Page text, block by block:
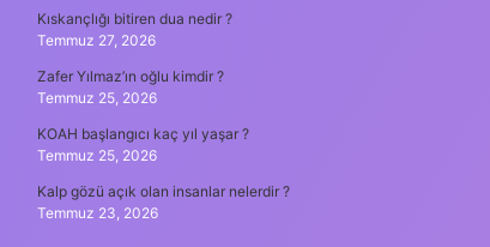
Kıskançlığı bitiren dua nedir ?
Temmuz 27, 2026
Zafer Yılmaz’ın oğlu kimdir ?
Temmuz 25, 2026
KOAH başlangıcı kaç yıl yaşar ?
Temmuz 25, 2026
Kalp gözü açık olan insanlar nelerdir ?
Temmuz 23, 2026